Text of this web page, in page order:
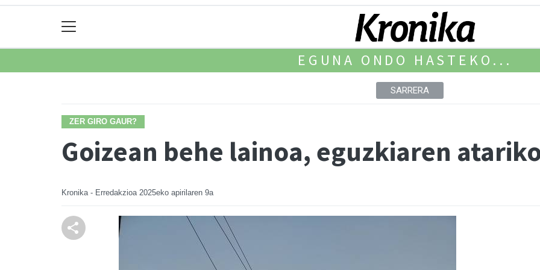
EGUNA ONDO HASTEKO...
SARRERA
ZER GIRO GAUR?
Goizean behe lainoa, eguzkiaren
Kronika - Erredakzioa 2025eko apirilaren 9a